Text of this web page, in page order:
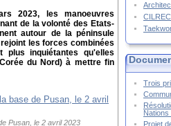
2023, les manoeuvres
de la volonté des Etats-
autour de la péninsule
les forces combinées
plus inquiétantes qu'elles
du Nord) à mettre fin
Pusan, le 2 avril 2023
Trois
Nations
Projet